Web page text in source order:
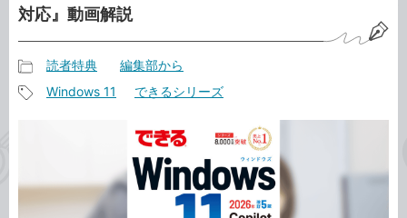
対応』動画解説
事
リ
読者特典 編集部から
Windows 11 できるシリーズ